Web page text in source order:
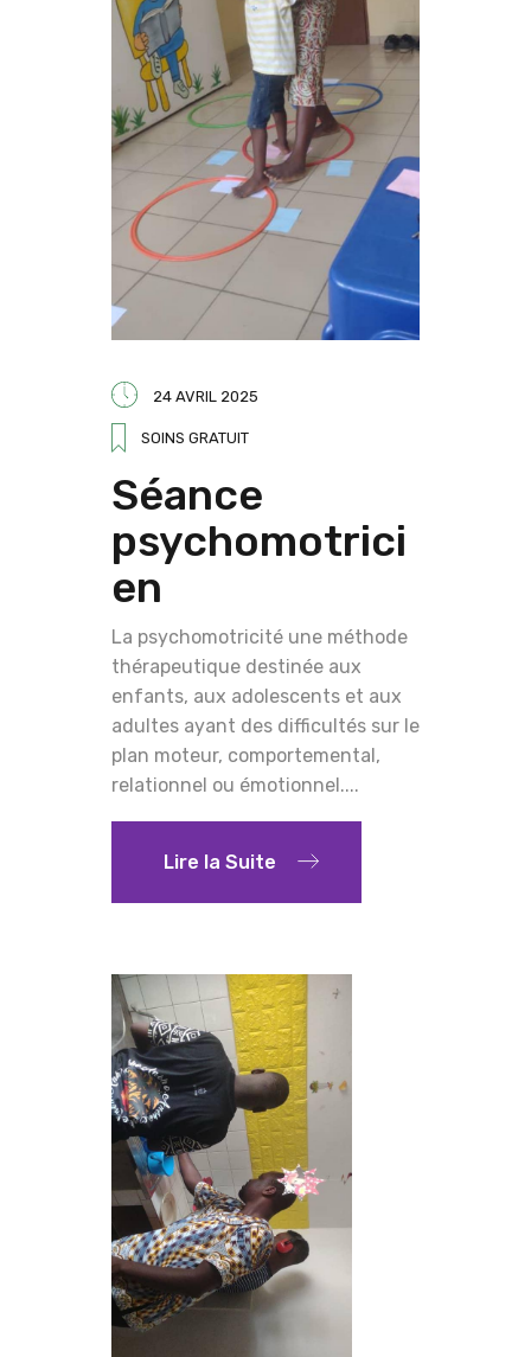
24 AVRIL 2025
SOINS GRATUIT
Séance
psychomotrici
en
La psychomotricité une méthode
thérapeutique destinée aux
enfants, aux adolescents et aux
adultes ayant des difficultés sur le
plan moteur, comportemental,
relationnel ou émotionnel....
Lire la Suite